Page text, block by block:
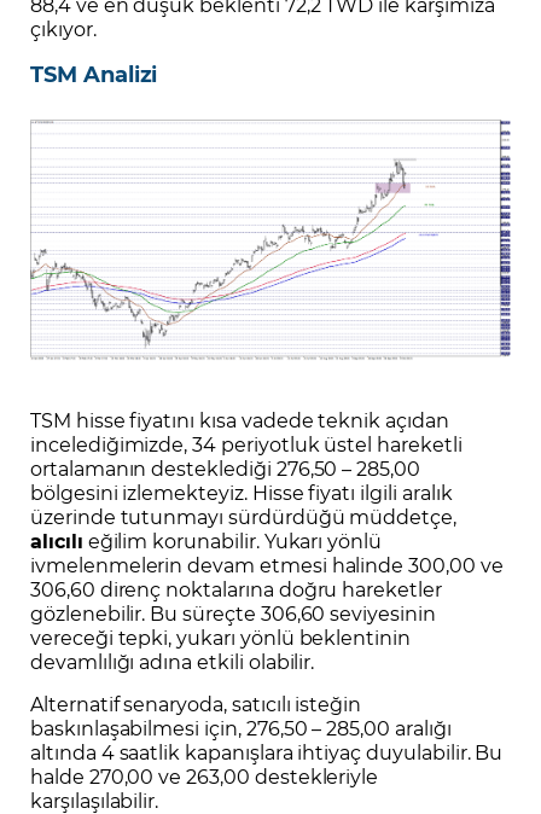
çıkıyor.
TSM Analizi
TSM hisse fiyatını kısa vadede teknik açıdan
incelediğimizde, 34 periyotluk üstel hareketli
ortalamanın desteklediği 276,50 – 285,00
bölgesini izlemekteyiz. Hisse fiyatı ilgili aralık
üzerinde tutunmayı sürdürdüğü müddetçe,
alıcılı eğilim korunabilir. Yukarı yönlü
ivmelenmelerin devam etmesi halinde 300,00 ve
306,60 direnç noktalarına doğru hareketler
gözlenebilir. Bu süreçte 306,60 seviyesinin
vereceği tepki, yukarı yönlü beklentinin
devamlılığı adına etkili olabilir.
Alternatif senaryoda, satıcılı isteğin
baskınlaşabilmesi için, 276,50 – 285,00 aralığı
altında 4 saatlik kapanışlara ihtiyaç duyulabilir. Bu
halde 270,00 ve 263,00 destekleriyle
karşılaşılabilir.